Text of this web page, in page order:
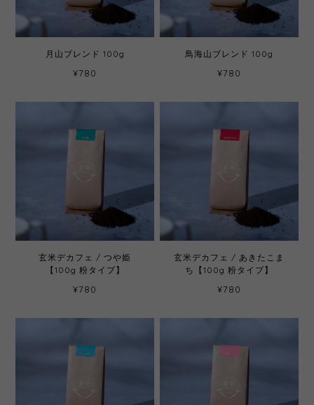
月山ブレンド 100g
¥780
鳥海山ブレンド 100g
¥780
玄米デカフェ / つや姫
【100g 粉タイプ】
¥780
玄米デカフェ / あきたこま
ち【100g 粉タイプ】
¥780